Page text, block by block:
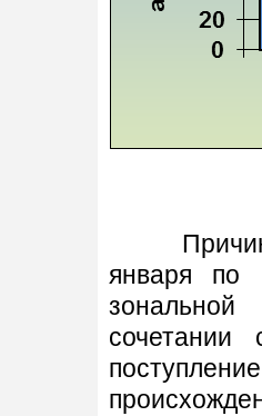
января по
сочетании